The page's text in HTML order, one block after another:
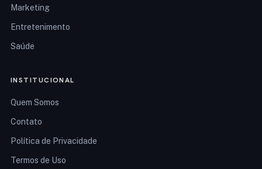
Marketing
Entretenimento
Saúde
INSTITUCIONAL
Quem Somos
Contato
Política de Privacidade
Termos de Uso